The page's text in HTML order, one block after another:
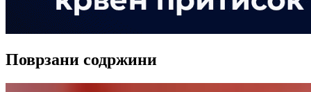
Поврзани содржини